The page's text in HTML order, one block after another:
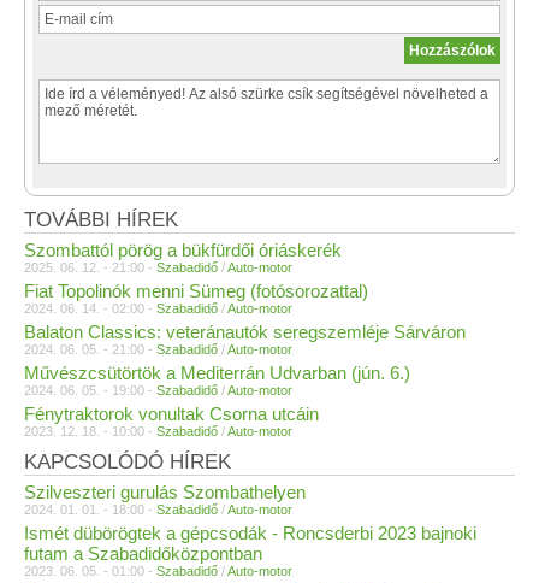
TOVÁBBI HÍREK
Szombattól pörög a bükfürdői óriáskerék
2025. 06. 12. - 21:00 - Szabadidő /Auto-motor
Fiat Topolinók menni Sümeg (fotósorozattal)
2024. 06. 14. - 02:00 - Szabadidő /Auto-motor
Balaton Classics: veteránautók seregszemléje Sárváron
2024. 06. 05. - 21:00 - Szabadidő /Auto-motor
Művészcsütörtök a Mediterrán Udvarban (jún. 6.)
2024. 06. 05. - 19:00 - Szabadidő /Auto-motor
Fénytraktorok vonultak Csorna utcáin
2023. 12. 18. - 10:00 - Szabadidő /Auto-motor
KAPCSOLÓDÓ HÍREK
Szilveszteri gurulás Szombathelyen
2024. 01. 01. - 18:00 - Szabadidő /Auto-motor
Ismét dübörögtek a gépcsodák - Roncsderbi 2023 bajnoki
futam a Szabadidőközpontban
2023. 06. 05. - 01:00 - Szabadidő /Auto-motor